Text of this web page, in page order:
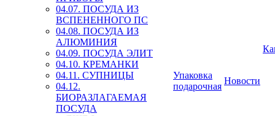
04.07. ПОСУДА ИЗ
ВСПЕНЕННОГО ПС
04.08. ПОСУДА ИЗ
АЛЮМИНИЯ
04.09. ПОСУДА ЭЛИТ
04.10. КРЕМАНКИ
04.11. СУПНИЦЫ
04.12.
БИОРАЗЛАГАЕМАЯ
ПОСУДА
Упаковка
подарочная
Новости